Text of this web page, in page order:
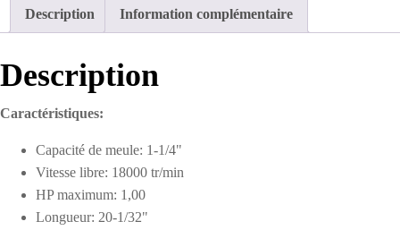
MatriceDescription Information complémentaire
Description
Caractéristiques:
Capacité de meule: 1-1/4"
Vitesse libre: 18000 tr/min
HP maximum: 1,00
Longueur: 20-1/32"